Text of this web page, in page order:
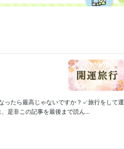
ったら最高じゃないですか？✓旅行をして運
是非この記事を最後まで読ん...